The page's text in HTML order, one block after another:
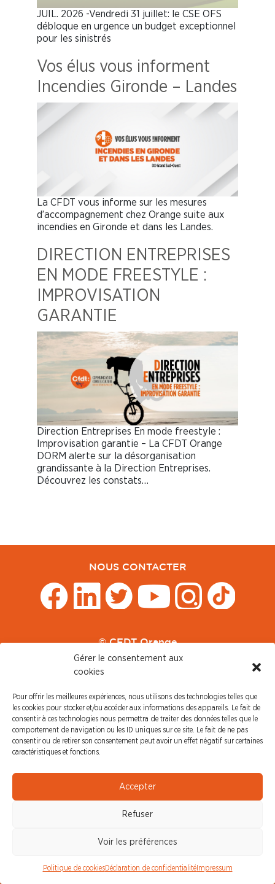
Gérer le consentement aux
cookies
Pour offrir les meilleures expériences, nous utilisons des technologies telles que
les cookies pour stocker et/ou accéder aux informations des appareils. Le fait de
consentir à ces technologies nous permettra de traiter des données telles que le
comportement de navigation ou les ID uniques sur ce site. Le fait de ne pas
consentir ou de retirer son consentement peut avoir un effet négatif sur certaines
caractéristiques et fonctions.
Accepter
Refuser
Voir les préférences
Politique de cookiesDéclaration de confidentialitéImpressum
JUIL. 2026 -Vendredi 31 juillet: le CSE OFS
débloque en urgence un budget exceptionnel
pour les sinistrés
Vos élus vous informent
Incendies Gironde – Landes
La CFDT vous informe sur les mesures
d’accompagnement chez Orange suite aux
incendies en Gironde et dans les Landes.
DIRECTION ENTREPRISES
EN MODE FREESTYLE :
IMPROVISATION
GARANTIE
Direction Entreprises En mode freestyle :
Improvisation garantie – La CFDT Orange
DORM alerte sur la désorganisation
grandissante à la Direction Entreprises.
Découvrez les constats…
NOUS CONTACTER
© CFDT Orange
47 AVENUE SIMON BOLIVAR
75950 PARIS CEDEX 19
Nouvel arrivant
Toute l'actu CFDT Orange
CFDT